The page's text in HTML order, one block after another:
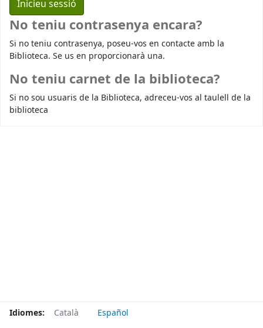
No teniu contrasenya encara?
Si no teniu contrasenya, poseu-vos en contacte amb la
Biblioteca. Se us en proporcionarà una.
No teniu carnet de la biblioteca?
Si no sou usuaris de la Biblioteca, adreceu-vos al taulell de la
biblioteca
Idiomes: Català Español